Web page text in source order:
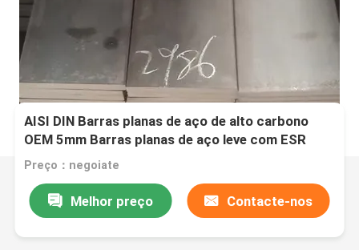
AISI DIN Barras planas de aço de alto carbono
OEM 5mm Barras planas de aço leve com ESR
SKD61
Preço：negoiate
Melhor preço Contacte-nos